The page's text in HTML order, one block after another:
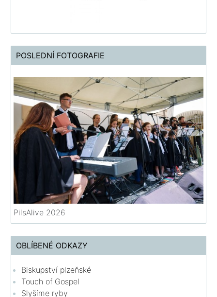
POSLEDNÍ FOTOGRAFIE
PilsAlive 2026
OBLÍBENÉ ODKAZY
Biskupství plzeňské
Touch of Gospel
Slyšíme ryby